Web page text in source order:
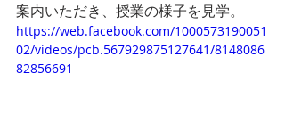
案内いただき、授業の様子を見学。
https://web.facebook.com/1000573190051
02/videos/pcb.567929875127641/8148086
82856691